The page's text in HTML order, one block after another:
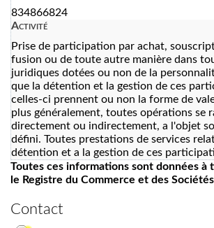
834866824
Activité
Prise de participation par achat,
fusion ou de toute autre manière dans
juridiques dotées ou non de la
que la détention et la gestion de ces
celles-ci prennent ou non la forme de
plus généralement, toutes opérations se
directement ou indirectement, a l'objet
défini. Toutes prestations de services
détention et a la gestion de ces
Toutes ces informations sont données à
le Registre du Commerce et des
Contact